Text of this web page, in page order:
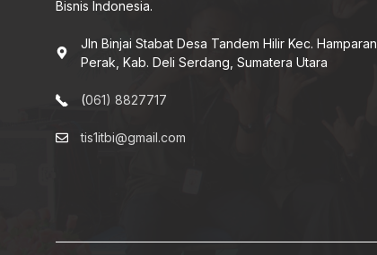
Bisnis Indonesia.
Jln Binjai Stabat Desa Tandem Hilir Kec. Hamparan
Perak, Kab. Deli Serdang, Sumatera Utara
(061) 8827717
tis1itbi@gmail.com